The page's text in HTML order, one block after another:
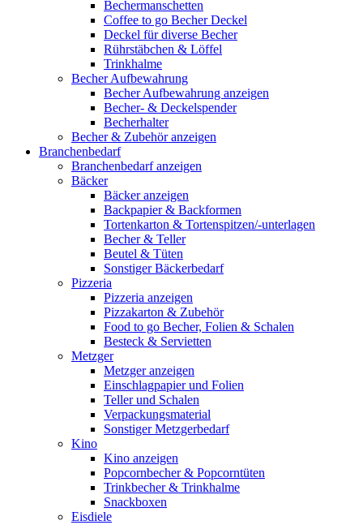
Bechermanschetten
Coffee to go Becher Deckel
Deckel für diverse Becher
Rührstäbchen & Löffel
Trinkhalme
Becher Aufbewahrung
Becher Aufbewahrung anzeigen
Becher- & Deckelspender
Becherhalter
Becher & Zubehör anzeigen
Branchenbedarf
Branchenbedarf anzeigen
Bäcker
Bäcker anzeigen
Backpapier & Backformen
Tortenkarton & Tortenspitzen/-unterlagen
Becher & Teller
Beutel & Tüten
Sonstiger Bäckerbedarf
Pizzeria
Pizzeria anzeigen
Pizzakarton & Zubehör
Food to go Becher, Folien & Schalen
Besteck & Servietten
Metzger
Metzger anzeigen
Einschlagpapier und Folien
Teller und Schalen
Verpackungsmaterial
Sonstiger Metzgerbedarf
Kino
Kino anzeigen
Popcornbecher & Popcorntüten
Trinkbecher & Trinkhalme
Snackboxen
Eisdiele